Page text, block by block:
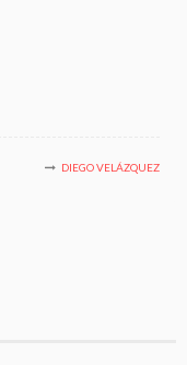
DIEGO VELÁZQUEZ